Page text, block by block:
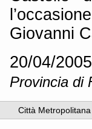
Giovanni
20/04/
Provincia di
Città